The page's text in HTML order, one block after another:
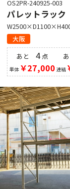
OS2PR-240925-003
パレットラック
大阪
あと4点
単体 ￥27,000 連結